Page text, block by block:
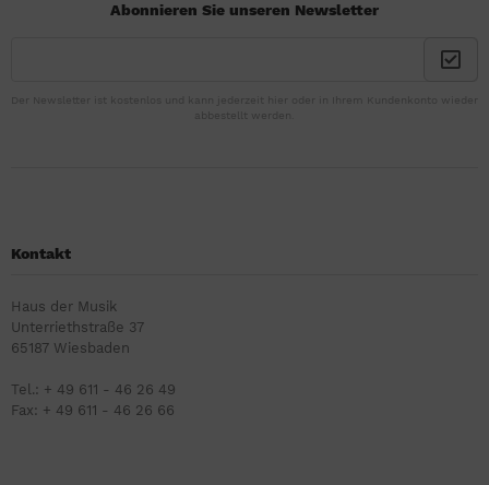
Abonnieren Sie unseren Newsletter
Der Newsletter ist kostenlos und kann jederzeit hier oder in Ihrem Kundenkonto wieder
abbestellt werden.
Kontakt
Haus der Musik
Unterriethstraße 37
65187 Wiesbaden
Tel.: + 49 611 - 46 26 49
Fax: + 49 611 - 46 26 66